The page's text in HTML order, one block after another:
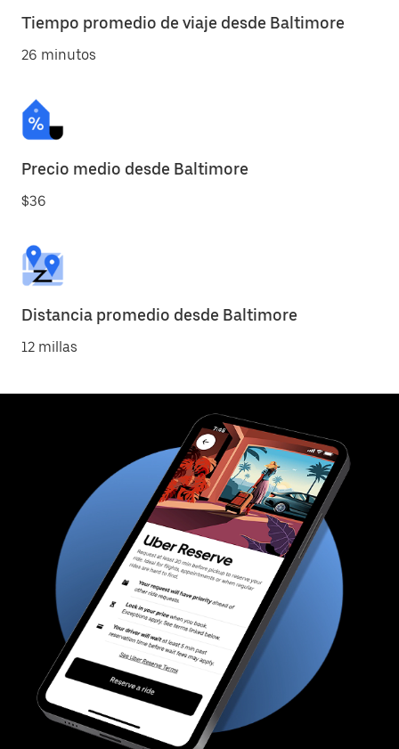
Tiempo promedio de viaje desde Baltimore
26 minutos
Precio medio desde Baltimore
$36
Distancia promedio desde Baltimore
12 millas